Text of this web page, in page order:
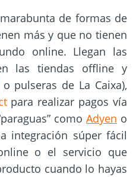
de formas de
más y que no tienen
online. Llegan las
las tiendas offline y
o pulseras de La Caixa),
para realizar pagos vía
como Adyen o
integración súper fácil
o el servicio que
cuando lo hayas